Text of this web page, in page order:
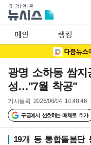
메인 랭킹
광명 소하동 쌈지
성…"7월 착공"
기사등록 2026/06/04 10:48:46
구글에서 선호하는 매체로 추가
19개 동 통합돌봄단